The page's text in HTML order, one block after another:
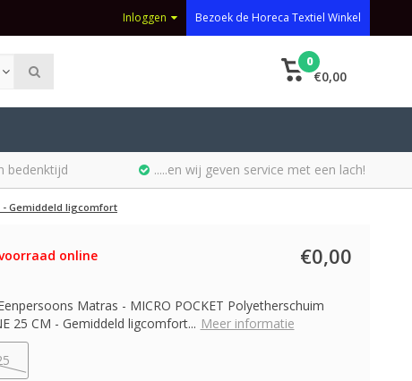
Inloggen Bezoek de Horeca Textiel Winkel
0
€0,00
bedenktijd .....en wij geven service met een lach!
- Gemiddeld ligcomfort
online €0,00
Matras - MICRO POCKET Polyetherschuim
25 CM - Gemiddeld ligcomfort... Meer informatie